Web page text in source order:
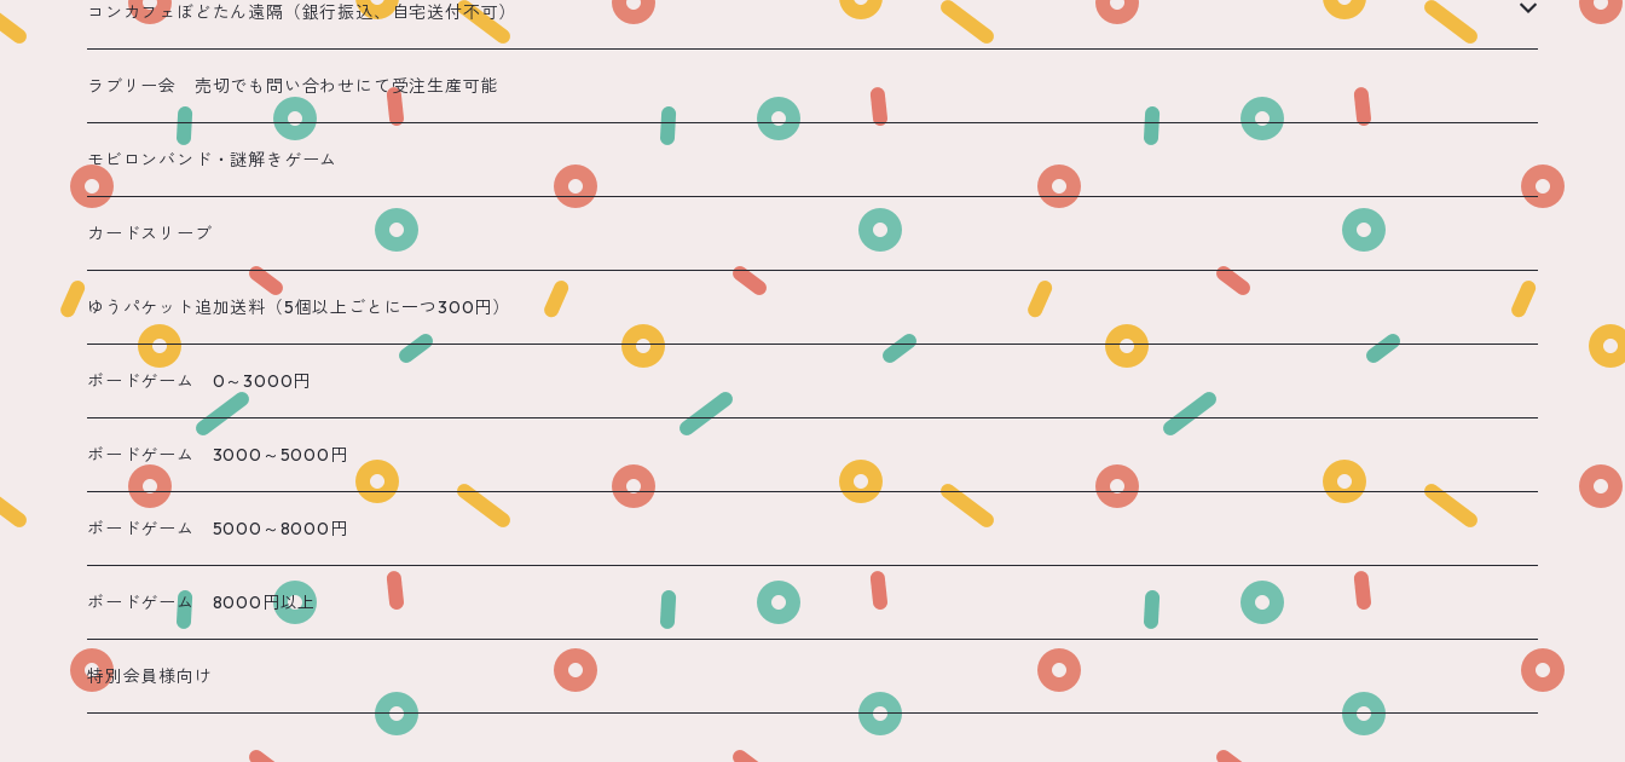
コンカフェぼどたん遠隔（銀行振込、自宅送付不可）
遠隔 ちほまる
遠隔 ねこ
遠隔 あまね
遠隔 りん
遠隔 のん
遠隔 かのん
遠隔 もね
ラブリー会 売切でも問い合わせにて受注生産可能
モビロンバンド・謎解きゲーム
カードスリーブ
ゆうパケット追加送料（5個以上ごとに一つ300円）
ボードゲーム 0～3000円
ボードゲーム 3000～5000円
ボードゲーム 5000～8000円
ボードゲーム 8000円以上
特別会員様向け